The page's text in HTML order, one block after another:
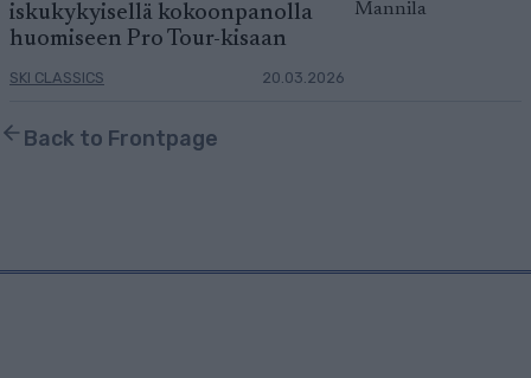
iskukykyisellä kokoonpanolla
huomiseen Pro Tour-kisaan
SKI CLASSICS 20.03.2026
Back to Frontpage